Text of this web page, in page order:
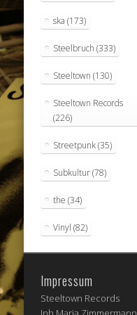
ska (173)
Steelbruch (333)
Steeltown (130)
Steeltown Records
(226)
Streetpunk(35)
Subkultur(78)
the (34)
Vinyl (82)
Impressum
Steeltown Records